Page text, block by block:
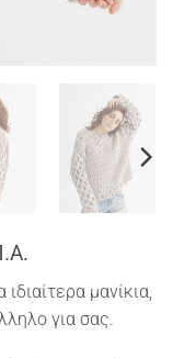
μανίκια,
για σας.